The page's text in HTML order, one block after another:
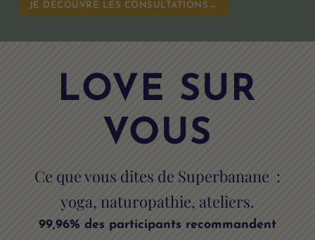
JE DÉCOUVRE LES CONSULTATIONS→
LOVE SUR
VOUS
Ce que vous dites de Superbanane :
yoga, naturopathie, ateliers.
99,96% des participants recommandent